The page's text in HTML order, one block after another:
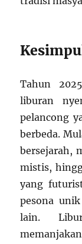
Tahun
liburan
pelancong
berbeda.
bersejarah,
mistis,
yang
pesona
lain.